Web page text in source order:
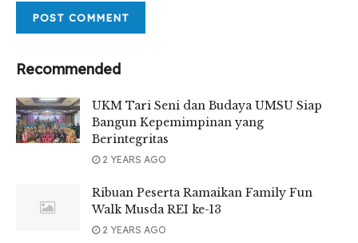
Recommended
UKM Tari Seni dan Budaya UMSU Siap
Bangun Kepemimpinan yang
Berintegritas
2 YEARS AGO
Ribuan Peserta Ramaikan Family Fun
Walk Musda REI ke-13
2 YEARS AGO